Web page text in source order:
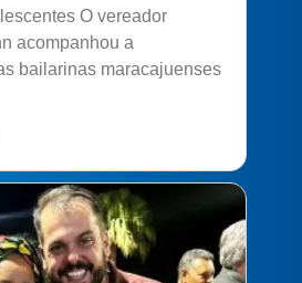
O vereador
acompanhou a
bailarinas maracajuenses